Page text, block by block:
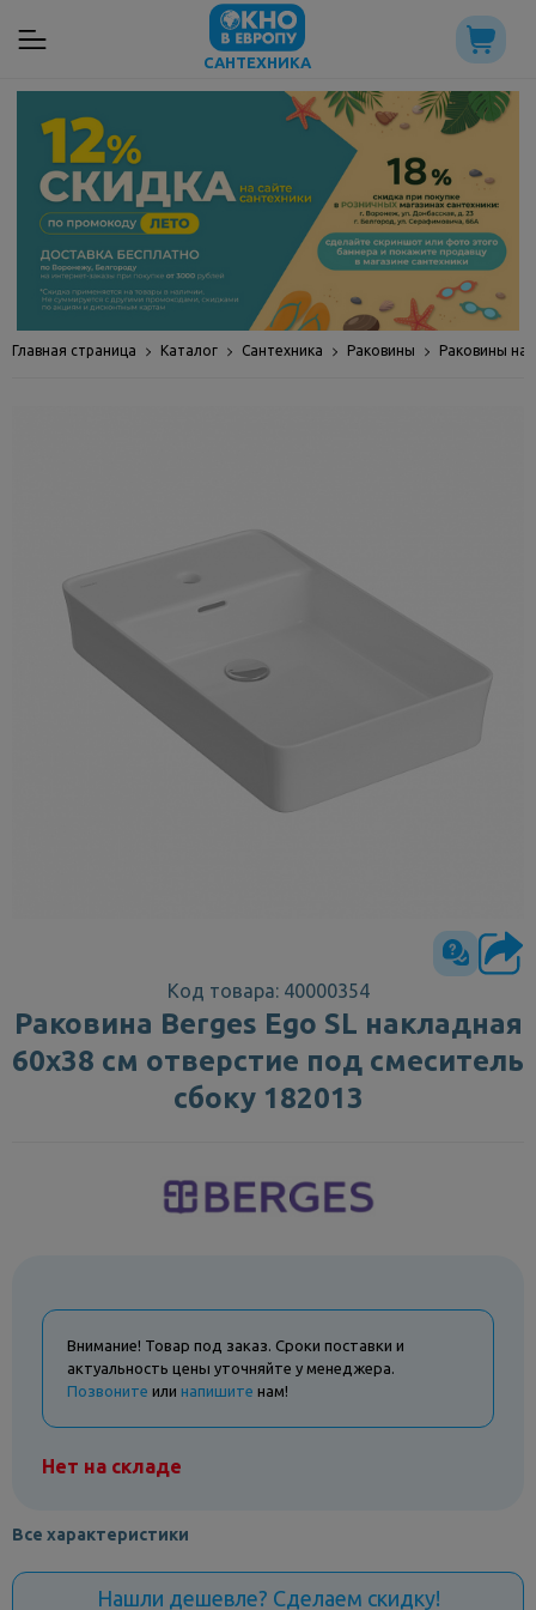
САНТЕХНИКА
Главная страница Каталог Сантехника Раковины Раковины
Код товара: 40000354
Раковина Berges Ego SL накладная
60x38 см отверстие под смеситель
сбоку 182013
Внимание! Товар под заказ. Сроки поставки и
актуальность цены уточняйте у менеджера.
Позвоните или напишите нам!
Нет на складе
Все характеристики
Нашли дешевле? Сделаем скидку!